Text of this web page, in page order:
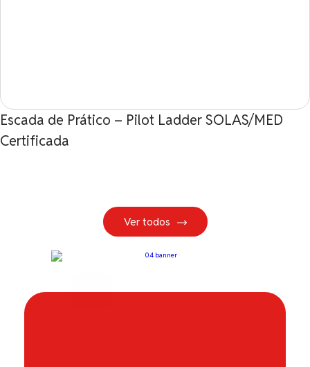
Escada de Prático – Pilot Ladder SOLAS/MED
Certificada
Ver todos